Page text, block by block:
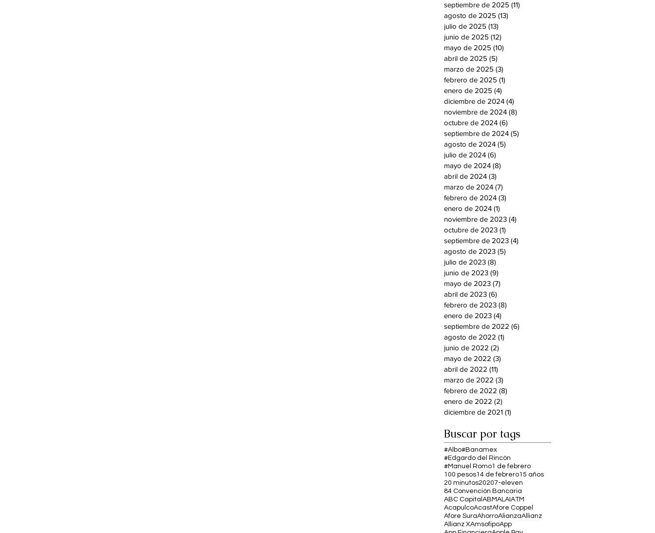
septiembre de 2025 (11)
agosto de 2025 (13)
julio de 2025 (13)
junio de 2025 (12)
mayo de 2025 (10)
abril de 2025 (5)
marzo de 2025 (3)
febrero de 2025 (1)
enero de 2025 (4)
diciembre de 2024 (4)
noviembre de 2024 (8)
octubre de 2024 (6)
septiembre de 2024 (5)
agosto de 2024 (5)
julio de 2024 (6)
mayo de 2024 (8)
abril de 2024 (3)
marzo de 2024 (7)
febrero de 2024 (3)
enero de 2024 (1)
noviembre de 2023 (4)
octubre de 2023 (1)
septiembre de 2023 (4)
agosto de 2023 (5)
julio de 2023 (8)
junio de 2023 (9)
mayo de 2023 (7)
abril de 2023 (6)
febrero de 2023 (8)
enero de 2023 (4)
septiembre de 2022 (6)
agosto de 2022 (1)
junio de 2022 (2)
mayo de 2022 (3)
abril de 2022 (11)
marzo de 2022 (3)
febrero de 2022 (8)
enero de 2022 (2)
diciembre de 2021 (1)
Buscar por tags
#Albo#Banamex
#Edgardo del Rincón
#Manuel Romo1 de febrero
100 pesos14 de febrero15 años
20 minutos20207-eleven
84 Convención Bancaria
ABC Capital ABMALAI ATM
AcapulcoAcastAfore Coppel
Afore SuraAhorroAlianzaAllianz
Allianz XAmsofipoApp